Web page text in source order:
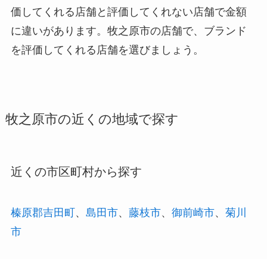
価してくれる店舗と評価してくれない店舗で金額
に違いがあります。牧之原市の店舗で、ブランド
を評価してくれる店舗を選びましょう。
牧之原市の近くの地域で探す
近くの市区町村から探す
榛原郡吉田町、 島田市、 藤枝市、 御前崎市、 菊川
市